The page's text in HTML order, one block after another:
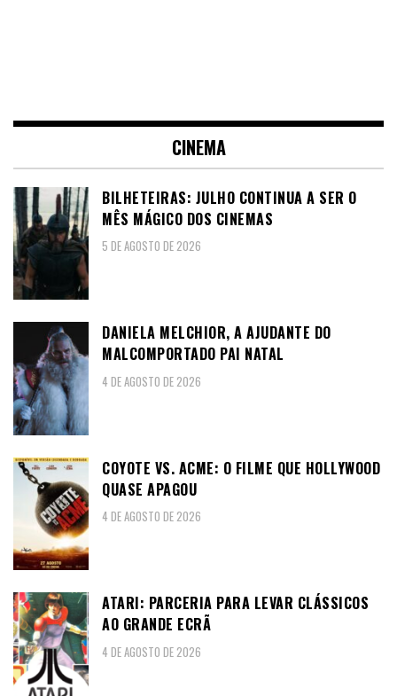
CINEMA
BILHETEIRAS: JULHO CONTINUA A SER O
MÊS MÁGICO DOS CINEMAS
5 DE AGOSTO DE 2026
DANIELA MELCHIOR, A AJUDANTE DO
MALCOMPORTADO PAI NATAL
4 DE AGOSTO DE 2026
COYOTE VS. ACME: O FILME QUE HOLLYWOOD
QUASE APAGOU
4 DE AGOSTO DE 2026
ATARI: PARCERIA PARA LEVAR CLÁSSICOS
AO GRANDE ECRÃ
4 DE AGOSTO DE 2026